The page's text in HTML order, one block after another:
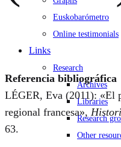
Euskobarómetro
Online testimonials
Links
Research
Archives
Libraries
Research
Other
Referencia bibliográfica
LÉGER, Eva (2011): «El
regional francesa»,
63.